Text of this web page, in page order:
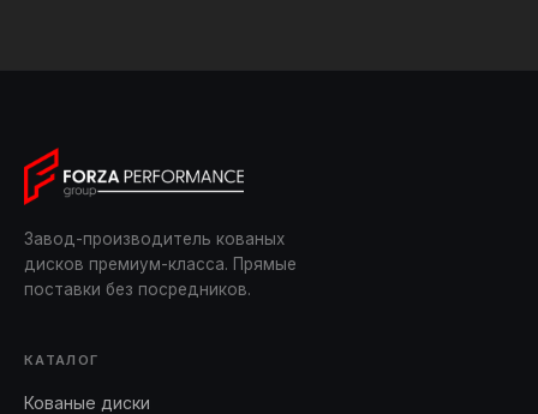
Завод-производитель кованых
дисков премиум-класса. Прямые
поставки без посредников.
КАТАЛОГ
Кованые диски